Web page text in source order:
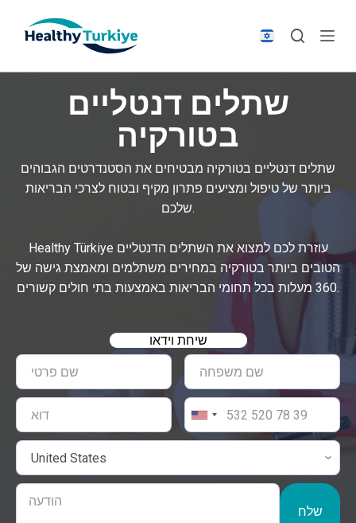
p
n
שתלים דנטליים
בטורקיה
שתלים דנטליים בטורקיה מבטיחים את הסטנדרטים הגבוהים
ביותר של טיפול ומציעים פתרון מקיף ובטוח לצרכי הבריאות
שלכם.
Healthy Türkiye עוזרת לכם למצוא את השתלים הדנטליים
הטובים ביותר בטורקיה במחירים משתלמים ומאמצת גישה של
360 מעלות בכל תחומי הבריאות באמצעות בתי חולים קשורים.
שיחת וידאו
שלח